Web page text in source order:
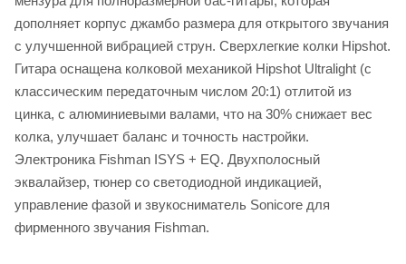
дополняет корпус джамбо размера для открытого звучания
с улучшенной вибрацией струн. Сверхлегкие колки Hipshot.
Гитара оснащена колковой механикой Hipshot Ultralight (с
классическим передаточным числом 20:1) отлитой из
цинка, с алюминиевыми валами, что на 30% снижает вес
колка, улучшает баланс и точность настройки.
Электроника Fishman ISYS + EQ. Двухполосный
эквалайзер, тюнер со светодиодной индикацией,
управление фазой и звукосниматель Sonicore для
фирменного звучания Fishman.